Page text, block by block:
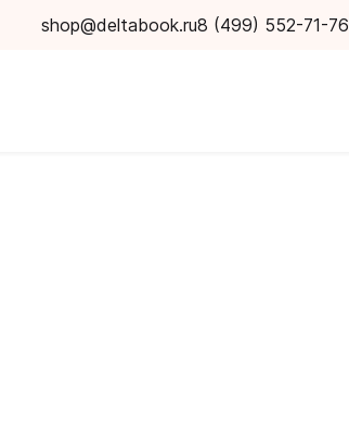
shop@deltabook.ru8 (499) 552-71-76